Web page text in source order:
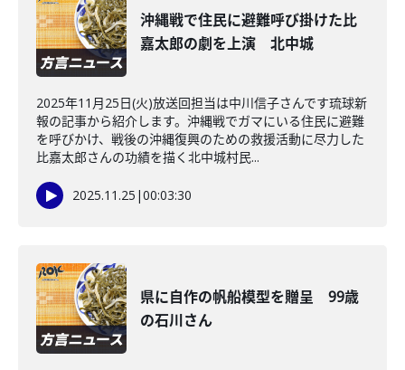
沖縄戦で住民に避難呼び掛けた比
嘉太郎の劇を上演 北中城
2025年11月25日(火)放送回担当は中川信子さんです琉球新
報の記事から紹介します。沖縄戦でガマにいる住民に避難
を呼びかけ、戦後の沖縄復興のための救援活動に尽力した
比嘉太郎さんの功績を描く北中城村民...
2025.11.25 |00:03:30
県に自作の帆船模型を贈呈 99歳
の石川さん